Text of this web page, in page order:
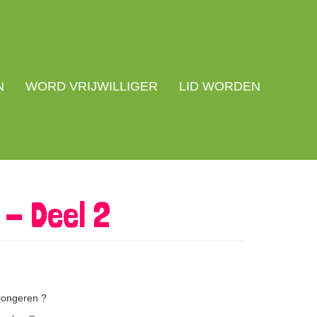
WORD VRIJWILLIGER LID WORDEN
Deel 2
?